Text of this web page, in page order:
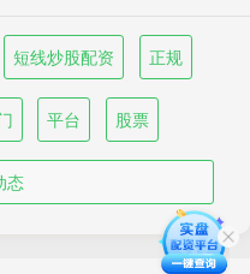
短线炒股配资 正规
平台 股票
态